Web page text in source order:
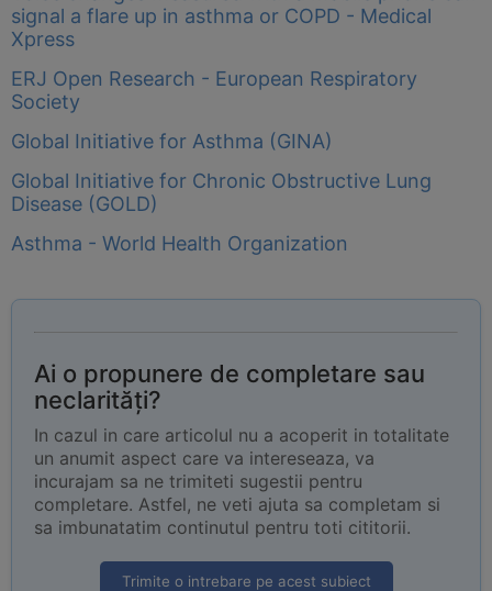
signal a flare up in asthma or COPD - Medical
Xpress
ERJ Open Research - European Respiratory
Society
Global Initiative for Asthma (GINA)
Global Initiative for Chronic Obstructive Lung
Disease (GOLD)
Asthma - World Health Organization
Ai o propunere de completare sau
neclarități?
In cazul in care articolul nu a acoperit in totalitate
un anumit aspect care va intereseaza, va
incurajam sa ne trimiteti sugestii pentru
completare. Astfel, ne veti ajuta sa completam si
sa imbunatatim continutul pentru toti cititorii.
Trimite o intrebare pe acest subiect